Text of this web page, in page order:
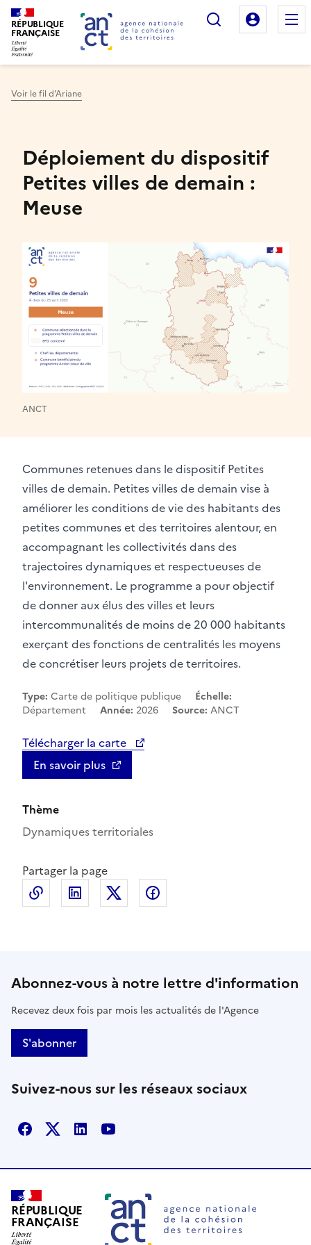
RÉPUBLIQUE
FRANÇAISE
Rechercher
Mon
Voir le fil d'Ariane
Déploiement du dispositif
Petites villes de demain :
Meuse
ANCT
Thème
Dynamiques territoriales
Partager la page
Copier le lien de la page dans le presse-papier
LinkedIn
Communes retenues dans le dispositif Petites
villes de demain. Petites villes de demain vise à
améliorer les conditions de vie des habitants des
petites communes et des territoires alentour, en
accompagnant les collectivités dans des
trajectoires dynamiques et respectueuses de
l'environnement. Le programme a pour objectif
de donner aux élus des villes et leurs
intercommunalités de moins de 20 000 habitants
exerçant des fonctions de centralités les moyens
de concrétiser leurs projets de territoires.
Type: Carte de politique publique
Échelle:
Département
Année: 2026 Source: ANCT
Télécharger la carte
En savoir plus
Abonnez-vous à notre lettre d'information
Recevez deux fois par mois les actualités de l'Agence
S'abonner
Suivez-nous sur les réseaux sociaux
Facebook
X LinkedinYoutube
RÉPUBLIQUE
FRANÇAISE